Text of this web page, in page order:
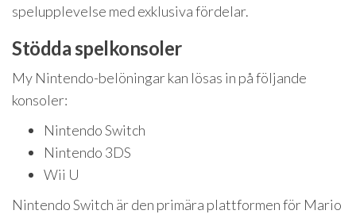
spelupplevelse med exklusiva fördelar.
Stödda spelkonsoler
My Nintendo-belöningar kan lösas in på följande
konsoler:
Nintendo Switch
Nintendo 3DS
Wii U
Nintendo Switch är den primära plattformen för Mario